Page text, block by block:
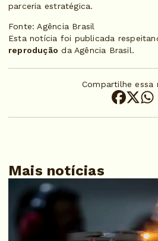
parceria estratégica.
Fonte: Agência Brasil
Esta notícia foi publicada
reprodução da Agência Brasil.
Compartilhe essa
Mais notícias